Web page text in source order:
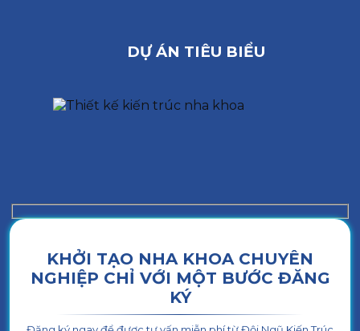
DỰ ÁN TIÊU BIỂU
KHỞI TẠO NHA KHOA CHUYÊN
NGHIỆP CHỈ VỚI MỘT BƯỚC ĐĂNG
KÝ